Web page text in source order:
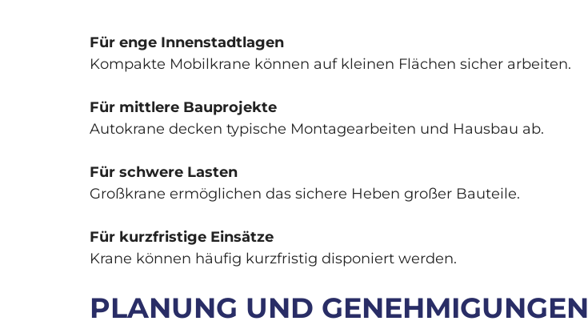
Für enge Innenstadtlagen
Kompakte Mobilkrane können auf kleinen Flächen sicher arbeiten.
Für mittlere Bauprojekte
Autokrane decken typische Montagearbeiten und Hausbau ab.
Für schwere Lasten
Großkrane ermöglichen das sichere Heben großer Bauteile.
Für kurzfristige Einsätze
Krane können häufig kurzfristig disponiert werden.
PLANUNG UND GENEHMIGUNGEN